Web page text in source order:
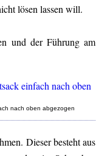
lösen lassen will.
und der Führung am
nach oben abgezogen
Dieser besteht aus